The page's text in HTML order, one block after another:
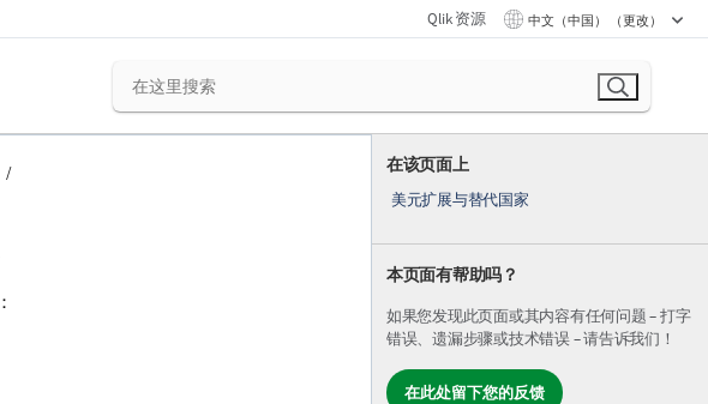
Qlik 资源 中文（中国） （更改）
在该页面上
美元扩展与替代国家
本页面有帮助吗？
如果您发现此页面或其内容有任何问题 – 打字
错误、遗漏步骤或技术错误 – 请告诉我们！
在此处留下您的反馈